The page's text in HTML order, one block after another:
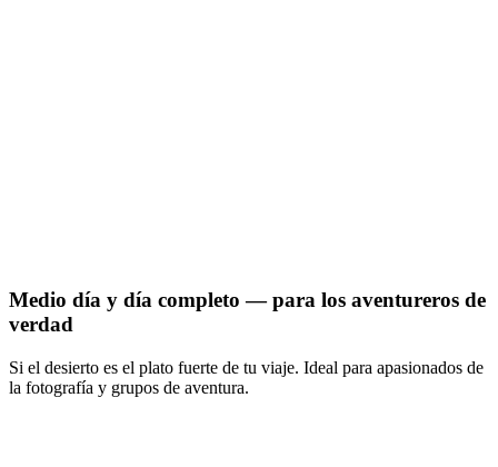
Medio día y día completo — para los aventureros de
verdad
Si el desierto es el plato fuerte de tu viaje. Ideal para apasionados de
la fotografía y grupos de aventura.